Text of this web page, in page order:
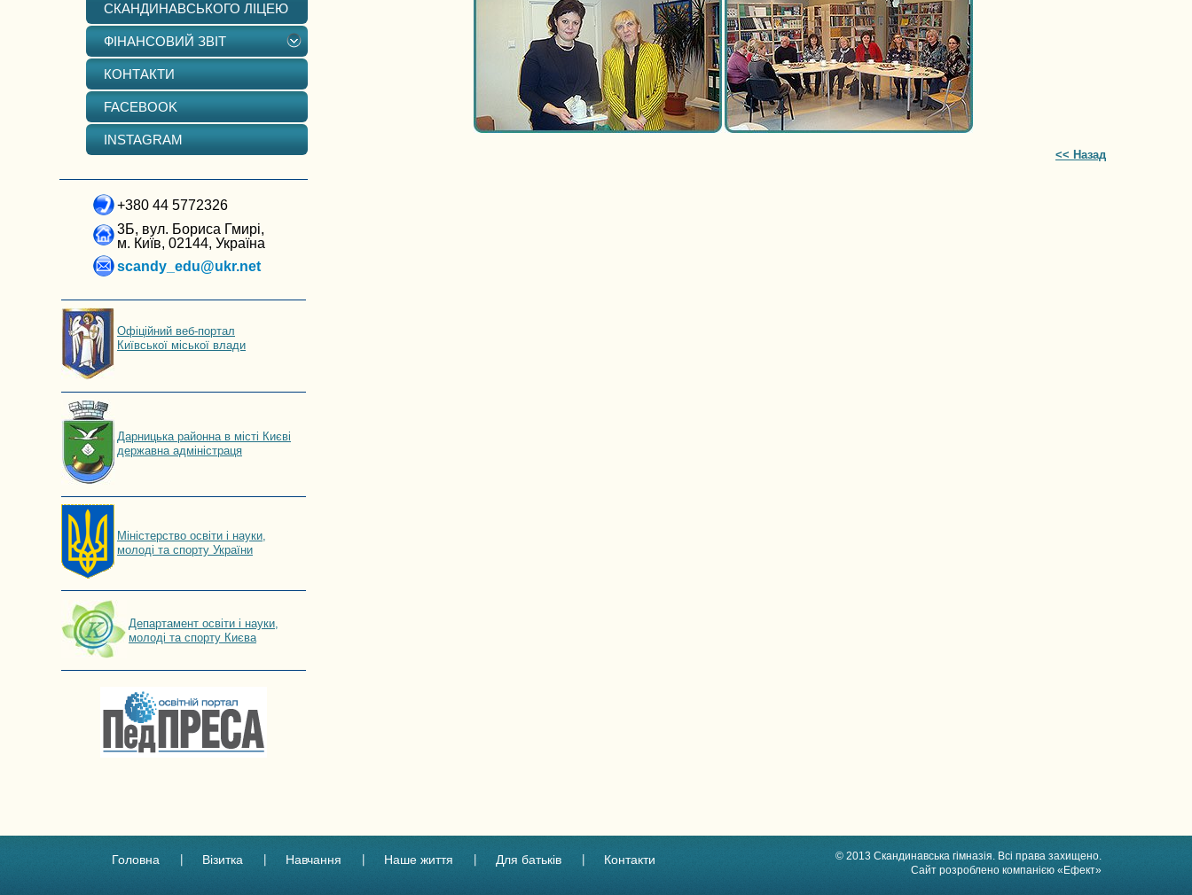
СКАНДИНАВСЬКОГО ЛІЦЕЮ
ФІНАНСОВИЙ ЗВІТ
КОНТАКТИ
FACEBOOK
INSTAGRAM
+380 44 5772326
3Б, вул. Бориса Гмирі,
м. Київ, 02144, Україна
scandy_edu@ukr.net
Офіційний веб-портал
Київської міської влади
Дарницька районна в місті Києві
державна адміністраця
Мiнiстерство освiти і науки,
молоді та спорту України
Департамент освіти і науки,
молоді та спорту Києва
<< Назад
© 2013 Скандинавська гімназія. Всі права захищено.
Сайт розроблено компанією «Ефект»
Головна Візитка Навчання Наше життя Для батьків Контакти